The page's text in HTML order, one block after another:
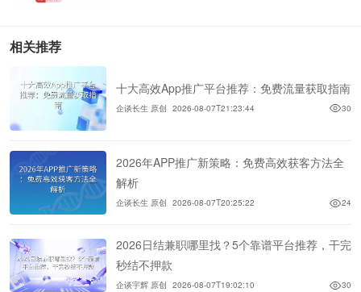
相关推荐
十大高效App推广平台推荐：免费流量获取指南
企谈长生 原创 2026-08-07T21:23:44 30
2026年APP推广新策略：免费高效获客方法全
解析
企谈长生 原创 2026-08-07T20:25:22 24
2026日结兼职哪里找？5个靠谱平台推荐，干完
秒结不押款
企谈宇辉 原创 2026-08-07T19:02:10 30